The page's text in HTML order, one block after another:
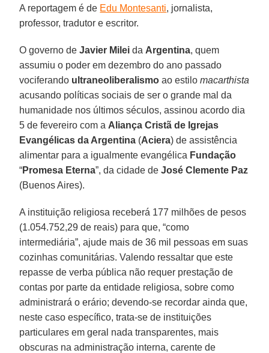
A reportagem é de Edu Montesanti, jornalista,
professor, tradutor e escritor.
O governo deJavier Milei da Argentina, quem
assumiu o poder em dezembro do ano passado
vociferando ultraneoliberalismo ao estilomacarthista
acusando políticas sociais de ser o grande mal da
humanidade nos últimos séculos, assinou acordo dia
5 de fevereiro com a Aliança Cristã de Igrejas
Evangélicas da Argentina (Aciera) de assistência
alimentar para a igualmente evangélica Fundação
“Promesa Eterna”, da cidade deJosé Clemente Paz
(Buenos Aires).
A instituição religiosa receberá 177 milhões de pesos
(1.054.752,29 de reais) para que, “como
intermediária”, ajude mais de 36 mil pessoas em suas
cozinhas comunitárias. Valendo ressaltar que este
repasse de verba pública não requer prestação de
contas por parte da entidade religiosa, sobre como
administrará o erário; devendo-se recordar ainda que,
neste caso específico, trata-se de instituições
particulares em geral nada transparentes, mais
obscuras na administração interna, carente de